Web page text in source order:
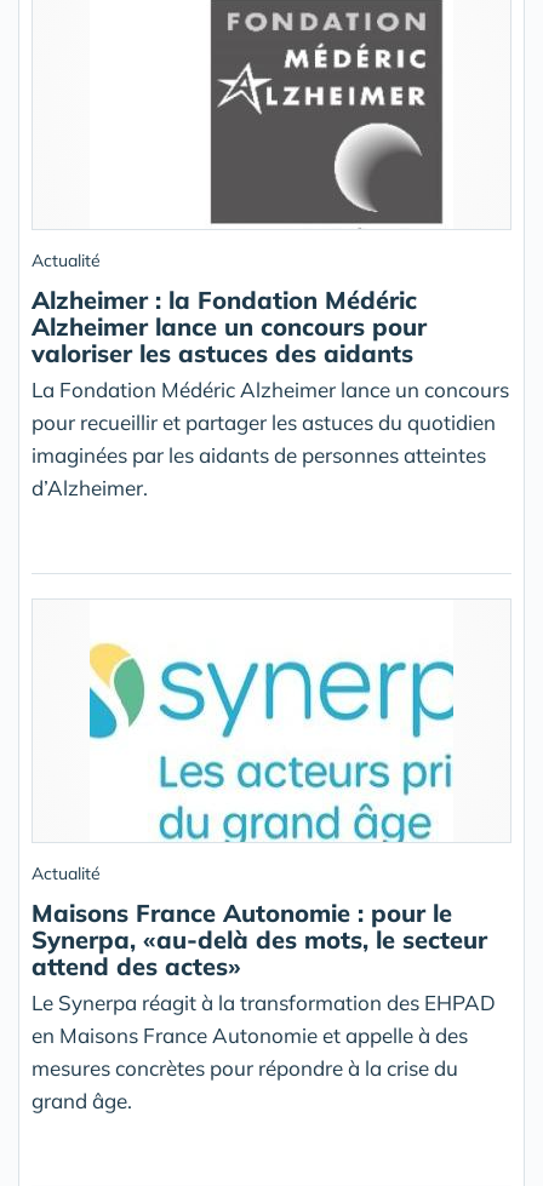
Actualité
Alzheimer : la Fondation Médéric
Alzheimer lance un concours pour
valoriser les astuces des aidants
La Fondation Médéric Alzheimer lance un concours
pour recueillir et partager les astuces du quotidien
imaginées par les aidants de personnes atteintes
d’Alzheimer.
Actualité
Maisons France Autonomie : pour le
Synerpa, «au-delà des mots, le secteur
attend des actes»
Le Synerpa réagit à la transformation des EHPAD
en Maisons France Autonomie et appelle à des
mesures concrètes pour répondre à la crise du
grand âge.